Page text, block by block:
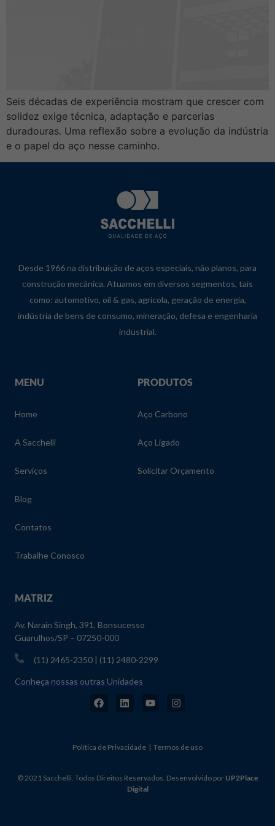
Seis décadas de experiência mostram que crescer com
solidez exige técnica, adaptação e parcerias
duradouras. Uma reflexão sobre a evolução da indústria
e o papel do aço nesse caminho.
Desde 1966 na distribuição de aços especiais, não planos, para
construção mecânica. Atuamos em diversos segmentos, tais
como: automotivo, oil & gas, agrícola, geração de energia,
indústria de bens de consumo, mineração, defesa e engenharia
industrial.
MENU
Home
A Sacchelli
Serviços
Blog
Contatos
Trabalhe Conosco
PRODUTOS
Aço Carbono
Aço Ligado
Solicitar Orçamento
MATRIZ
Av. Narain Singh, 391, Bonsucesso
Guarulhos/SP – 07250-000
(11) 2465-2350 | (11) 2480-2299
Conheça nossas outras Unidades
Política de Privacidade | Termos de uso
© 2021 Sacchelli. Todos Direitos Reservados. Desenvolvido por UP2Place
Digital